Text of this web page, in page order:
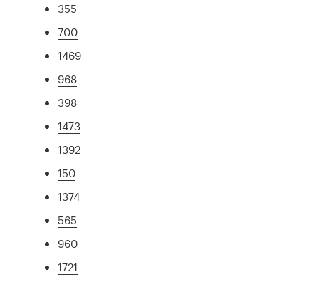
355
700
1469
968
398
1473
1392
150
1374
565
960
1721